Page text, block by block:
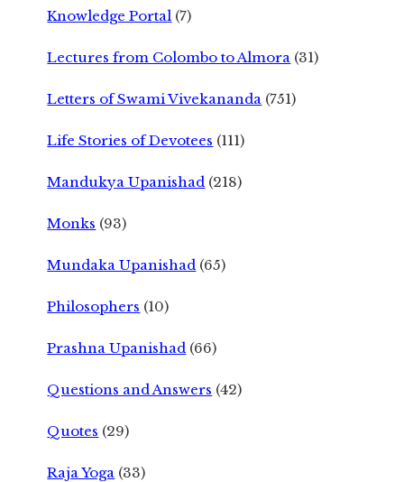
Knowledge Portal (7)
Lectures from Colombo to Almora (31)
Letters of Swami Vivekananda (751)
Life Stories of Devotees (111)
Mandukya Upanishad (218)
Monks (93)
Mundaka Upanishad (65)
Philosophers (10)
Prashna Upanishad (66)
Questions and Answers (42)
Quotes (29)
Raja Yoga (33)